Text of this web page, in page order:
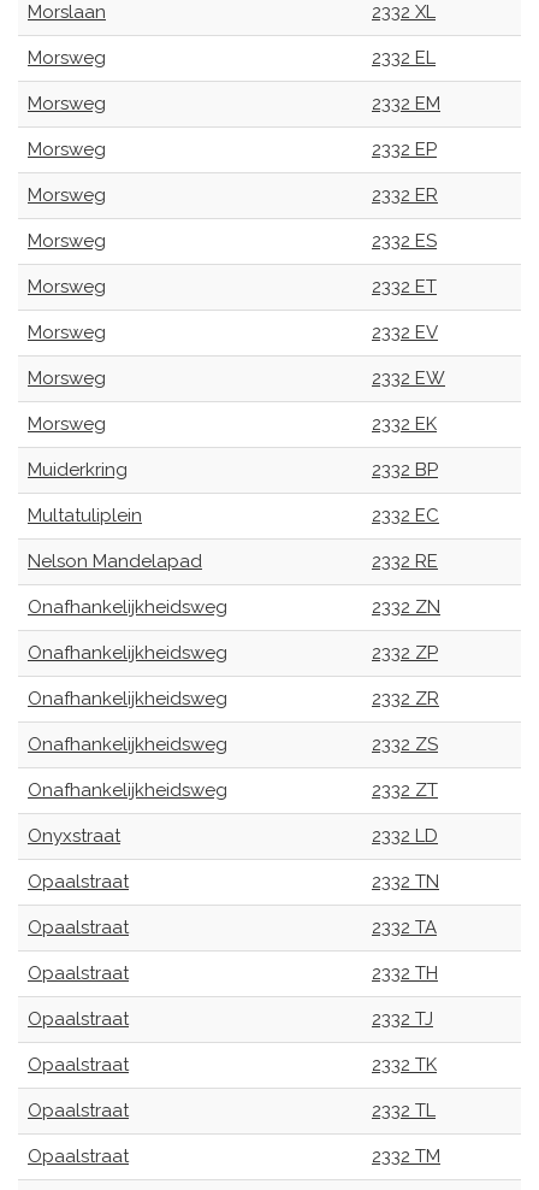
Morslaan 2332 XL
Morsweg 2332 EL
Morsweg 2332 EM
Morsweg 2332 EP
Morsweg 2332 ER
Morsweg 2332 ES
Morsweg 2332 ET
Morsweg 2332 EV
Morsweg 2332 EW
Morsweg 2332 EK
Muiderkring 2332 BP
Multatuliplein 2332 EC
Nelson Mandelapad 2332 RE
Onafhankelijkheidsweg 2332 ZN
Onafhankelijkheidsweg 2332 ZP
Onafhankelijkheidsweg 2332 ZR
Onafhankelijkheidsweg 2332 ZS
Onafhankelijkheidsweg 2332 ZT
Onyxstraat 2332 LD
Opaalstraat 2332 TN
Opaalstraat 2332 TA
Opaalstraat 2332 TH
Opaalstraat 2332 TJ
Opaalstraat 2332 TK
Opaalstraat 2332 TL
Opaalstraat 2332 TM